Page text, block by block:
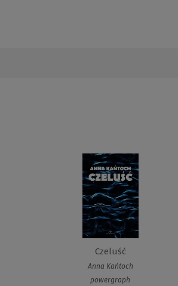
Czeluść
Anna Kańtoch
powergraph